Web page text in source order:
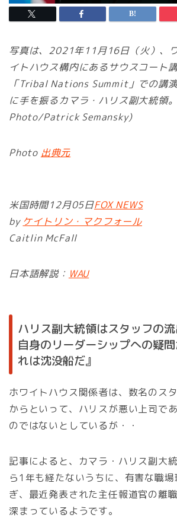
写真は、2021年11月16日（火）、
イトハウス構内にあるサウスコート
「Tribal Nations Summit」での講
に手を振るカマラ・ハリス副大統領
Photo/Patrick Semansky)
Photo 出典元
米国時間12月05日FOX NEWS
by ケイトリン・マクフォール
Caitlin McFall
日本語解説： WAU
ハリス副大統領はスタッフの流
自身のリーダーシップへの疑
れは沈没船だ』
ホワイトハウス関係者は、数名のス
からといって、ハリスが悪い上司で
のではないとしているが・・
記事によると、カマラ・ハリス副大
ら1年も経たないうちに、有害な職
ぎ、最近発表された主任報道官の離
深まっているようです。